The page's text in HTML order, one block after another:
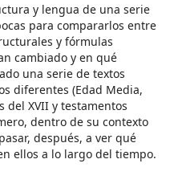
y lengua de una serie
para compararlos entre
y fórmulas
cambiado y en qué
una serie de textos
diferentes (Edad Media,
del XVII y testamentos
dentro de su contexto
después, a ver qué
ellos a lo largo del tiempo.